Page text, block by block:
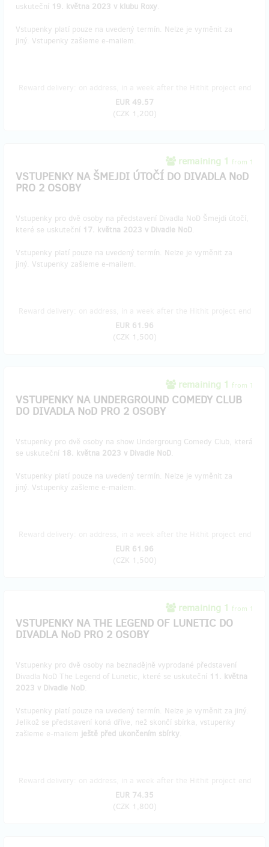
uskuteční 19. května 2023 v klubu Roxy.
Vstupenky platí pouze na uvedený termín. Nelze je vyměnit za
jiný. Vstupenky zašleme e-mailem.
EUR 49.57
(CZK 1,200)
remaining 1 from 1
VSTUPENKY NA ŠMEJDI ÚTOČÍ DO DIVADLA NoD
PRO 2 OSOBY
Vstupenky pro dvě osoby na představení Divadla NoD Šmejdi útočí,
které se uskuteční 17. května 2023 v Divadle NoD.
Vstupenky platí pouze na uvedený termín. Nelze je vyměnit za
jiný. Vstupenky zašleme e-mailem.
EUR 61.96
(CZK 1,500)
remaining 1 from 1
VSTUPENKY NA UNDERGROUND COMEDY CLUB
DO DIVADLA NoD PRO 2 OSOBY
Vstupenky pro dvě osoby na show Undergroung Comedy Club, která
se uskuteční 18. května 2023 v Divadle NoD.
Vstupenky platí pouze na uvedený termín. Nelze je vyměnit za
jiný. Vstupenky zašleme e-mailem.
EUR 61.96
(CZK 1,500)
remaining 1 from 1
VSTUPENKY NA THE LEGEND OF LUNETIC DO
DIVADLA NoD PRO 2 OSOBY
Vstupenky pro dvě osoby na beznadějně vyprodané představení
Divadla NoD The Legend of Lunetic, které se uskuteční 11. května
2023 v Divadle NoD.
Vstupenky platí pouze na uvedený termín. Nelze je vyměnit za jiný.
Jelikož se představení koná dříve, než skončí sbírka, vstupenky
zašleme e-mailem ještě před ukončením sbírky.
EUR 74.35
(CZK 1,800)